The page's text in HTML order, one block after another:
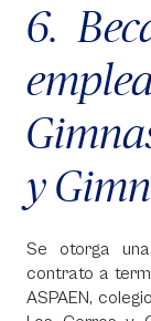
6.
y
Se otorga
contrato a
ASPAEN,